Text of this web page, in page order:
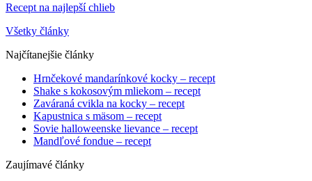
Recept na najlepší chlieb
Všetky články
Najčítanejšie články
Hrnčekové mandarínkové kocky – recept
Shake s kokosovým mliekom – recept
Zaváraná cvikla na kocky – recept
Kapustnica s mäsom – recept
Sovie halloweenske lievance – recept
Mandľové fondue – recept
Zaujímavé články